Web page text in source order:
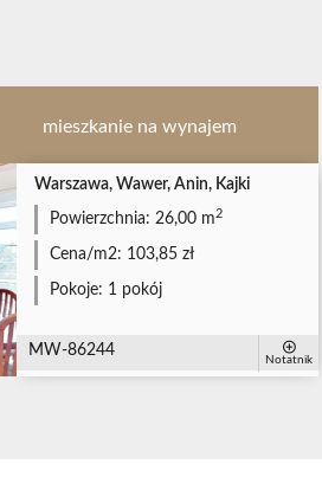
mieszkanie na wynajem
Warszawa, Wawer, Anin, Kajki
Powierzchnia: 26,00 m 2
Cena/m2: 103,85 zł
Pokoje: 1 pokój
MW-86244
Notatnik